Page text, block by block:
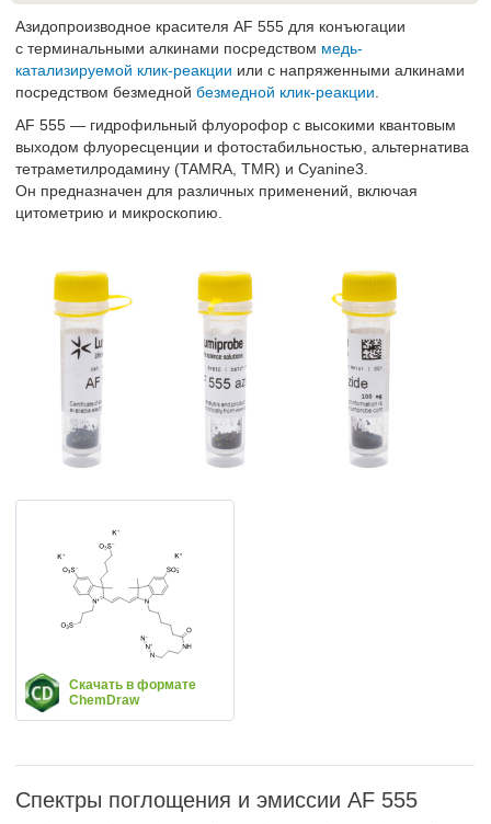
Азидопроизводное красителя AF 555 для конъюгации
с терминальными алкинами посредством медь-
катализируемой клик-реакции или с напряженными алкинами
посредством безмедной безмедной клик-реакции.
AF 555 — гидрофильный флуорофор с высокими квантовым
выходом флуоресценции и фотостабильностью, альтернатива
тетраметилродамину (TAMRA, TMR) и Cyanine3.
Он предназначен для различных применений, включая
цитометрию и микроскопию.
Скачать в формате
ChemDraw
Спектры поглощения и эмиссии AF 555